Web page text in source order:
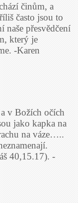
činům, a
často jsou to
naše přesvědčení
který je
-Karen
v Božích očích
jako kapka na
na váze…..
40,15.17). -